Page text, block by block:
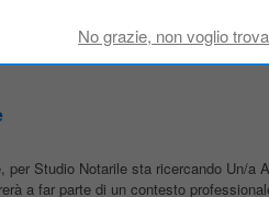
in
e settori affini.
Studio Notarile sta ricercando Un/a
a far parte di un contesto